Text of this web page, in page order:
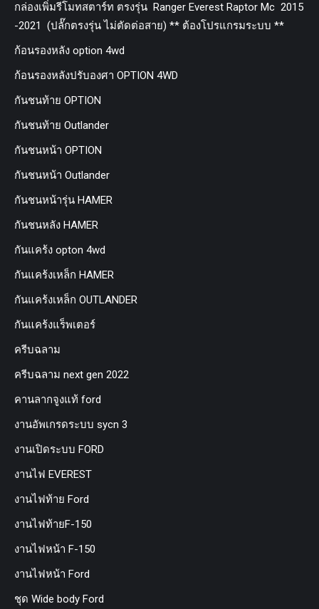
กล่องเพิ่มรีโมทสตาร์ท ตรงรุ่น Ranger Everest Raptor Mc 2015
-2021 (ปลั๊กตรงรุ่น ไม่ตัดต่อสาย) ** ต้องโปรแกรมระบบ **
ก้อนรองหลัง option 4wd
ก้อนรองหลังปรับองศา OPTION 4WD
กันชนท้าย OPTION
กันชนท้าย Outlander
กันชนหน้า OPTION
กันชนหน้า Outlander
กันชนหน้ารุ่น HAMER
กันชนหลัง HAMER
กันแคร้ง opton 4wd
กันแคร้งเหล็ก HAMER
กันแคร้งเหล็ก OUTLANDER
กันแคร้งแร็พเตอร์
ครีบฉลาม
ครีบฉลาม next gen 2022
คานลากจูงแท้ ford
งานอัพเกรดระบบ sycn 3
งานเปิดระบบ FORD
งานไฟ EVEREST
งานไฟท้าย Ford
งานไฟท้ายF-150
งานไฟหน้า F-150
งานไฟหน้า Ford
ชุด Wide body Ford